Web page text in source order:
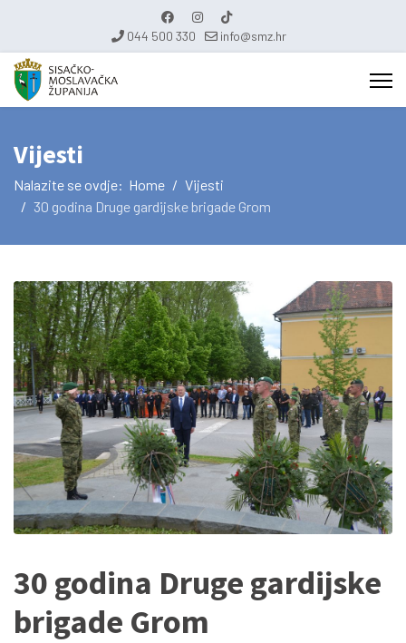
044 500 330 info@smz.hr
Vijesti
Nalazite se ovdje: Home
Vijesti
30 godina Druge gardijske brigade Grom
30 godina Druge gardijske
brigade Grom